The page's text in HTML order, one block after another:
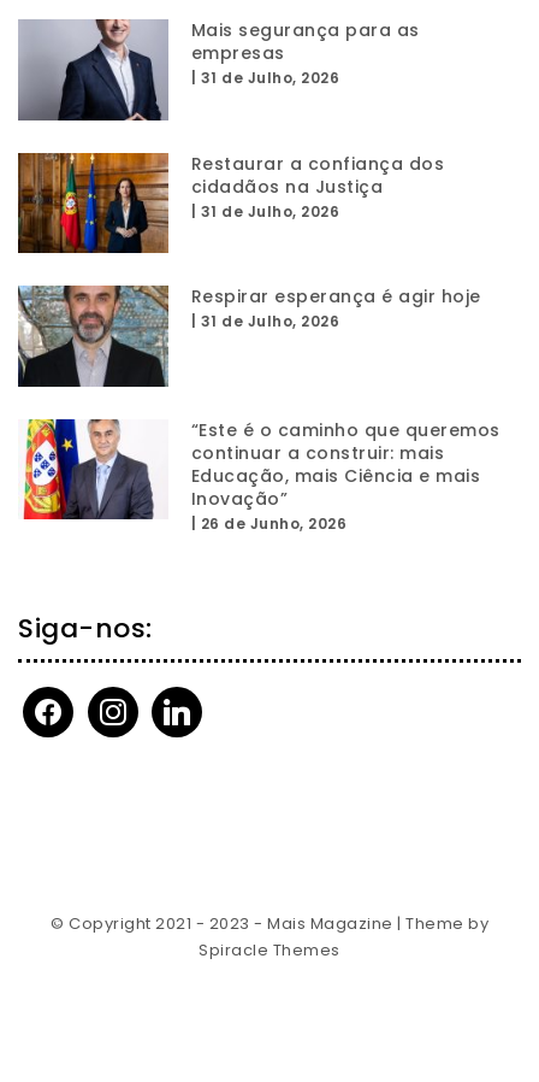
Mais segurança para as
empresas
31 de Julho, 2026
Restaurar a confiança dos
cidadãos na Justiça
31 de Julho, 2026
Respirar esperança é agir hoje
31 de Julho, 2026
“Este é o caminho que queremos
continuar a construir: mais
Educação, mais Ciência e mais
Inovação”
26 de Junho, 2026
Siga-nos:
facebookinstagramlinkedin
© Copyright 2021 - 2023 - Mais Magazine | Theme by
Spiracle Themes